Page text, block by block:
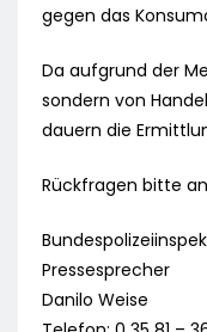
gegen das
Da aufgrund der
sondern von
dauern die
Rückfragen bitte
Pressesprecher
Danilo Weise